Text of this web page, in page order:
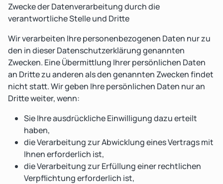
Zwecke der Datenverarbeitung durch die
verantwortliche Stelle und Dritte
Wir verarbeiten Ihre personenbezogenen Daten nur zu
den in dieser Datenschutzerklärung genannten
Zwecken. Eine Übermittlung Ihrer persönlichen Daten
an Dritte zu anderen als den genannten Zwecken findet
nicht statt. Wir geben Ihre persönlichen Daten nur an
Dritte weiter, wenn:
Sie Ihre ausdrückliche Einwilligung dazu erteilt
haben,
die Verarbeitung zur Abwicklung eines Vertrags mit
Ihnen erforderlich ist,
die Verarbeitung zur Erfüllung einer rechtlichen
Verpflichtung erforderlich ist,